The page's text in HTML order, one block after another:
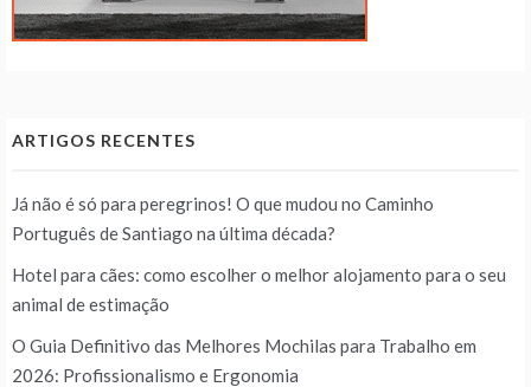
ARTIGOS RECENTES
Já não é só para peregrinos! O que mudou no Caminho
Português de Santiago na última década?
Hotel para cães: como escolher o melhor alojamento para o seu
animal de estimação
O Guia Definitivo das Melhores Mochilas para Trabalho em
2026: Profissionalismo e Ergonomia